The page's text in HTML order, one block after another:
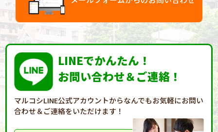
LINEでかんたん！
お問い合わせ＆ご連絡！
マルコシLINE公式アカウントからなんでもお気軽にお問い
合わせ＆ご連絡をいただけます！